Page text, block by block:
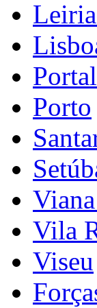
Porto
Vila
Viseu